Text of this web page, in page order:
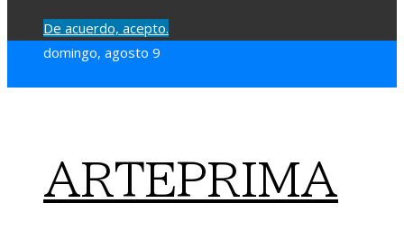
De acuerdo, acepto.
domingo, agosto 9
ARTEPRIMA